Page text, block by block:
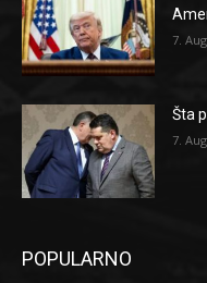
7.
Šta
7.
POPULARNO